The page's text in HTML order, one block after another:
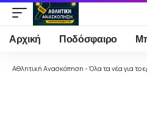
Αρχική Ποδόσφαιρο
Αθλητική Ανασκόπηση - Όλα τα νέα για το